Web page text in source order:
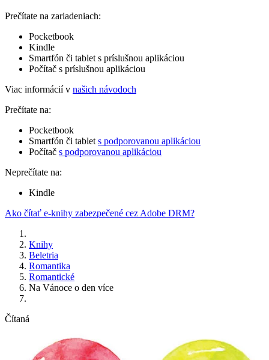
Prečítate na zariadeniach:
Pocketbook
Kindle
Smartfón či tablet s príslušnou aplikáciou
Počítač s príslušnou aplikáciou
Viac informácií v našich návodoch
Prečítate na:
Pocketbook
Smartfón či tablet s podporovanou aplikáciou
Počítač s podporovanou aplikáciou
Neprečítate na:
Kindle
Ako čítať e-knihy zabezpečené cez Adobe DRM?
Knihy
Beletria
Romantika
Romantické
Na Vánoce o den více
Čítaná